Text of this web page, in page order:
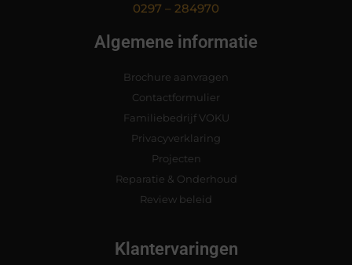
0297 – 284970
Algemene informatie
Brochure aanvragen
Contactformulier
Familiebedrijf VOKU
Privacyverklaring
Projecten
Reparatie & Onderhoud
Review beleid
Klantervaringen